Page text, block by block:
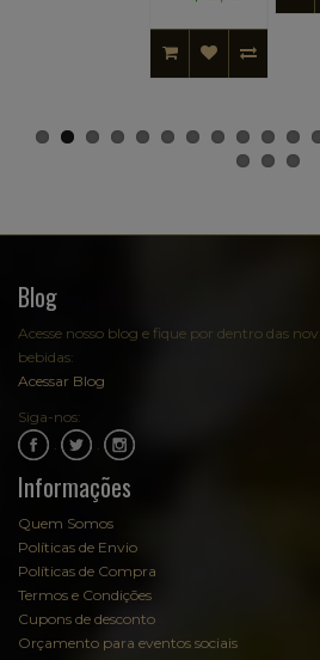
Blog
Acesse nosso blog e fique por dentro das
bebidas:
Acessar Blog
Siga-nos:
Informações
Quem Somos
Políticas de Envio
Políticas de Compra
Termos e Condições
Cupons de desconto
Orçamento para eventos sociais